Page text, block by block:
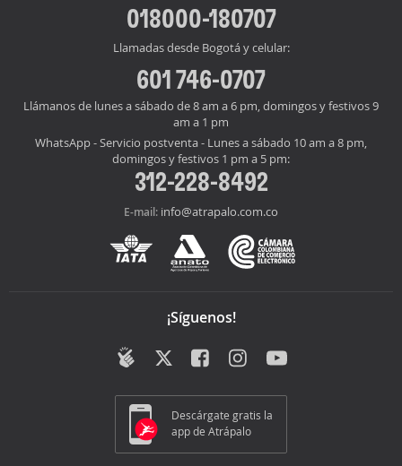
018000-180707
Llamadas desde Bogotá y celular:
601 746-0707
Llámanos de lunes a sábado de 8 am a 6 pm, domingos y festivos 9
am a 1 pm
WhatsApp - Servicio postventa - Lunes a sábado 10 am a 8 pm,
domingos y festivos 1 pm a 5 pm:
312-228-8492
E-mail: info@atrapalo.com.co
¡Síguenos!
Descárgate gratis la
app de Atrápalo